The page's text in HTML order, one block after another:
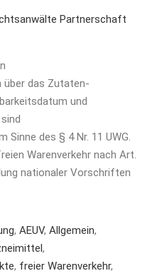
Partnerschaft
über das Zutaten-
und
Sinne des § 4 Nr. 11 UWG.
Warenverkehr nach Art.
nationaler Vorschriften
, AEUV, Allgemein,
,
, freier Warenverkehr,